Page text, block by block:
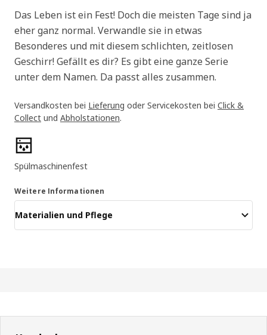
Das Leben ist ein Fest! Doch die meisten Tage sind ja
eher ganz normal. Verwandle sie in etwas
Besonderes und mit diesem schlichten, zeitlosen
Geschirr! Gefällt es dir? Es gibt eine ganze Serie
unter dem Namen. Da passt alles zusammen.
Versandkosten bei Lieferung oder Servicekosten bei Click &
Collect und Abholstationen.
Produktmerkmale
Spülmaschinenfest
Weitere Informationen
Materialien und Pflege